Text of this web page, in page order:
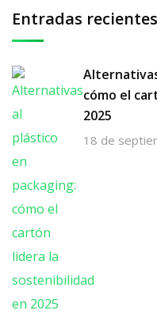
Entradas recientes
cómo el
2025
18 de